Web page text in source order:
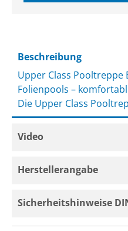
Beschreibung
Upper Class Pooltreppe
Folienpools –
Die Upper Class
Video
Herstellerangabe
Sicherheitshinweise